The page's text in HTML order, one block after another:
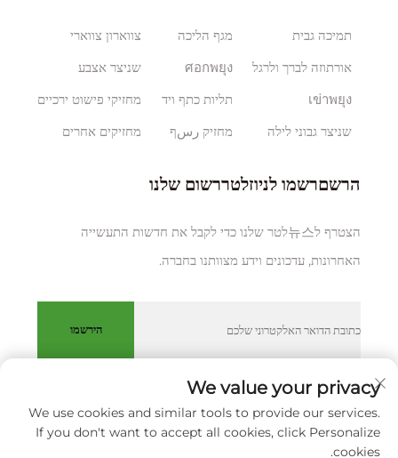
תמיכה גבית
אורתוזה לברך ולרגל
เข่าพยุง
שניצר גבוני לילה
מגף הליכה
ศอกพยุง
תליות כתף ויד
מחזיק رسף
צווארון צווארי
שניצר אצבע
מחזיקי פישוט ירכיים
מחזיקים אחרים
הרשםרשמו לניוזלטררשום שלנו
הצטרף ל뉴스לטר שלנו כדי לקבל את חדשות התעשייה
האחרונות, עדכונים וידע מצוותנו בחברה.
הירשמו
כל הזכויות שמורות © XIAMEN HUAKANG ORTHOPEDIC CO.,
LTD. מדיניותICY
We value your privacy
We use cookies and similar tools to provide our services.
If you don't want to accept all cookies, click Personalize
cookies.